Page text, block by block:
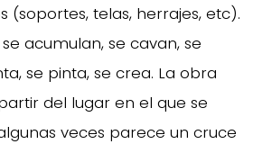
(soportes, telas, herrajes, etc).
acumulan, se cavan, se
se pinta, se crea. La obra
del lugar en el que se
veces parece un cruce